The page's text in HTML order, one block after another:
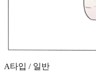
A타입 / 일반